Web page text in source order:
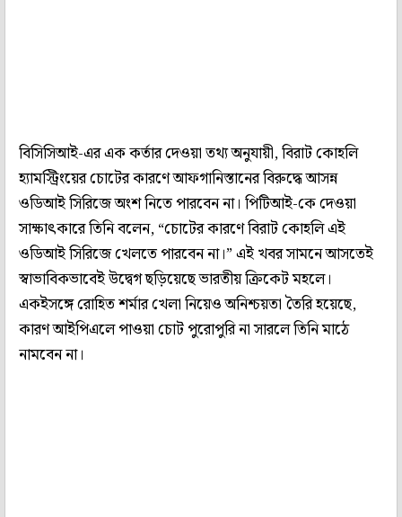
বিসিসিআই-এর এক কর্তার দেওয়া তথ্য অনুযায়ী, বিরাট কোহলি
হ্যামস্ট্রিংয়ের চোটের কারণে আফগানিস্তানের বিরুদ্ধে আসন্ন
ওডিআই সিরিজে অংশ নিতে পারবেন না। পিটিআই-কে দেওয়া
সাক্ষাৎকারে তিনি বলেন, “চোটের কারণে বিরাট কোহলি এই
ওডিআই সিরিজে খেলতে পারবেন না।” এই খবর সামনে আসতেই
স্বাভাবিকভাবেই উদ্বেগ ছড়িয়েছে ভারতীয় ক্রিকেট মহলে।
একইসঙ্গে রোহিত শর্মার খেলা নিয়েও অনিশ্চয়তা তৈরি হয়েছে,
কারণ আইপিএলে পাওয়া চোট পুরোপুরি না সারলে তিনি মাঠে
নামবেন না।